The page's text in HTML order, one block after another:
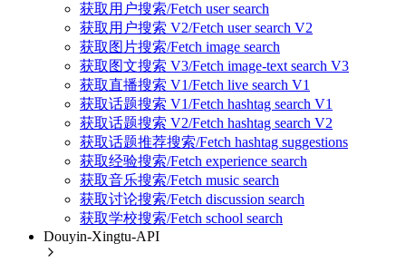
获取用户搜索/Fetch user search
获取用户搜索 V2/Fetch user search V2
获取图片搜索/Fetch image search
获取图文搜索 V3/Fetch image-text search V3
获取直播搜索 V1/Fetch live search V1
获取话题搜索 V1/Fetch hashtag search V1
获取话题搜索 V2/Fetch hashtag search V2
获取话题推荐搜索/Fetch hashtag suggestions
获取经验搜索/Fetch experience search
获取音乐搜索/Fetch music search
获取讨论搜索/Fetch discussion search
获取学校搜索/Fetch school search
Douyin-Xingtu-API